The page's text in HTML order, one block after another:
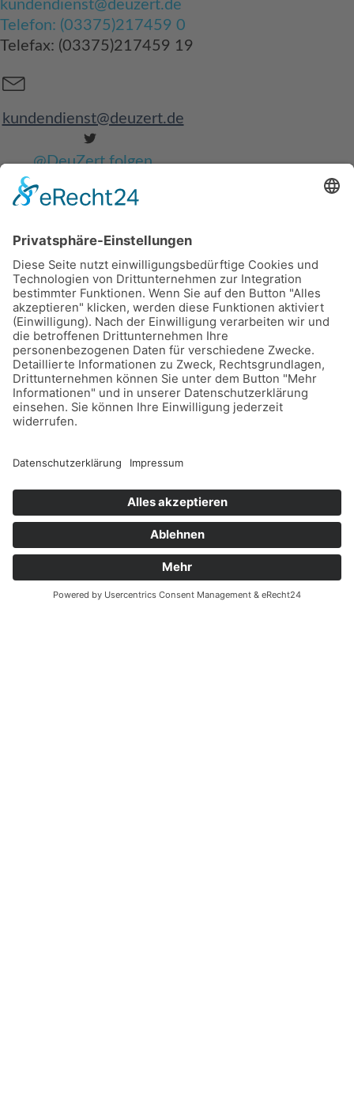
kundendienst@deuzert.de
Telefon: (03375)217459 0
Telefax: (03375)217459 19
kundendienst@deuzert.de
@DeuZert folgen
Hochschulring 2
D-15745 Wildau, Berlin
Telefon: (03375)217459 0
Fax: (03375)217459 19
© 2026 Deuzert gmbh
Impressum
Webdesign Online Marketing United